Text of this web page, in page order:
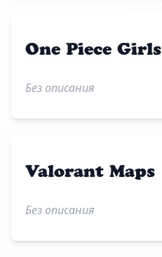
One Piece Girls
Без описания
Valorant Maps
Без описания